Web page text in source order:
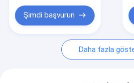
Bir İndirim İste
Plastik Ambalaj Şişeleri
Şimdi başvurun
Daha fazla